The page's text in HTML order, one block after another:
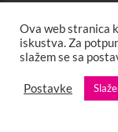
Copyright © 2013 -
Ova web stranica
iskustva. Za
slažem se sa
Postavke